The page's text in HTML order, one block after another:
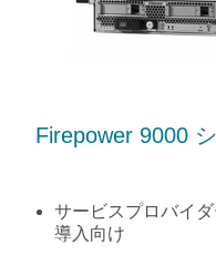
Firepower 9000
サービスプロバイ
導入向け